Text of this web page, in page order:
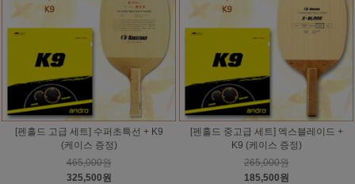
[펜홀드 고급 세트] 수퍼초특선 + K9
(케이스 증정)
465,000원
325,500원
[펜홀드 중고급 세트] 엑스블레이드 +
K9 (케이스 증정)
265,000원
185,500원